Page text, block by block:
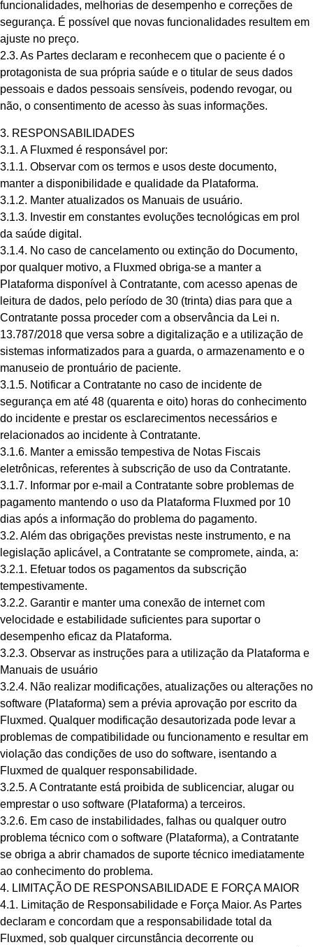
funcionalidades, melhorias de desempenho e correções de
segurança. É possível que novas funcionalidades resultem em
ajuste no preço.
2.3. As Partes declaram e reconhecem que o paciente é o
protagonista de sua própria saúde e o titular de seus dados
pessoais e dados pessoais sensíveis, podendo revogar, ou
não, o consentimento de acesso às suas informações.
3. RESPONSABILIDADES
3.1. A Fluxmed é responsável por:
3.1.1. Observar com os termos e usos deste documento,
manter a disponibilidade e qualidade da Plataforma.
3.1.2. Manter atualizados os Manuais de usuário.
3.1.3. Investir em constantes evoluções tecnológicas em prol
da saúde digital.
3.1.4. No caso de cancelamento ou extinção do Documento,
por qualquer motivo, a Fluxmed obriga-se a manter a
Plataforma disponível à Contratante, com acesso apenas de
leitura de dados, pelo período de 30 (trinta) dias para que a
Contratante possa proceder com a observância da Lei n.
13.787/2018 que versa sobre a digitalização e a utilização de
sistemas informatizados para a guarda, o armazenamento e o
manuseio de prontuário de paciente.
3.1.5. Notificar a Contratante no caso de incidente de
segurança em até 48 (quarenta e oito) horas do conhecimento
do incidente e prestar os esclarecimentos necessários e
relacionados ao incidente à Contratante.
3.1.6. Manter a emissão tempestiva de Notas Fiscais
eletrônicas, referentes à subscrição de uso da Contratante.
3.1.7. Informar por e-mail a Contratante sobre problemas de
pagamento mantendo o uso da Plataforma Fluxmed por 10
dias após a informação do problema do pagamento.
3.2. Além das obrigações previstas neste instrumento, e na
legislação aplicável, a Contratante se compromete, ainda, a:
3.2.1. Efetuar todos os pagamentos da subscrição
tempestivamente.
3.2.2. Garantir e manter uma conexão de internet com
velocidade e estabilidade suficientes para suportar o
desempenho eficaz da Plataforma.
3.2.3. Observar as instruções para a utilização da Plataforma e
Manuais de usuário
3.2.4. Não realizar modificações, atualizações ou alterações no
software (Plataforma) sem a prévia aprovação por escrito da
Fluxmed. Qualquer modificação desautorizada pode levar a
problemas de compatibilidade ou funcionamento e resultar em
violação das condições de uso do software, isentando a
Fluxmed de qualquer responsabilidade.
3.2.5. A Contratante está proibida de sublicenciar, alugar ou
emprestar o uso software (Plataforma) a terceiros.
3.2.6. Em caso de instabilidades, falhas ou qualquer outro
problema técnico com o software (Plataforma), a Contratante
se obriga a abrir chamados de suporte técnico imediatamente
ao conhecimento do problema.
4. LIMITAÇÃO DE RESPONSABILIDADE E FORÇA MAIOR
4.1. Limitação de Responsabilidade e Força Maior. As Partes
declaram e concordam que a responsabilidade total da
Fluxmed, sob qualquer circunstância decorrente ou